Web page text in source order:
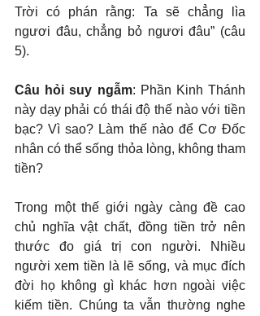
Trời có phán rằng: Ta sẽ chẳng lìa
ngươi đâu, chẳng bỏ ngươi đâu” (câu
5).
Câu hỏi suy ngẫm: Phần Kinh Thánh
này dạy phải có thái độ thế nào với tiền
bạc? Vì sao? Làm thế nào để Cơ Đốc
nhân có thể sống thỏa lòng, không tham
tiền?
Trong một thế giới ngày càng đề cao
chủ nghĩa vật chất, đồng tiền trở nên
thước đo giá trị con người. Nhiều
người xem tiền là lẽ sống, và mục đích
đời họ không gì khác hơn ngoài việc
kiếm tiền. Chúng ta vẫn thường nghe